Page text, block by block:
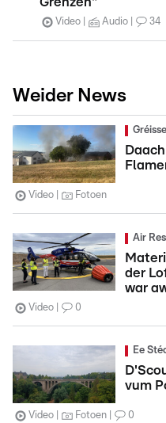
Video Audio 34
Weider News
Video Fotoen
Air
der
war
Video 0
Ee
vum
Video Fotoen 0